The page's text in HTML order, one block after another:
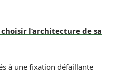
l’architecture de sa
à une fixation défaillante